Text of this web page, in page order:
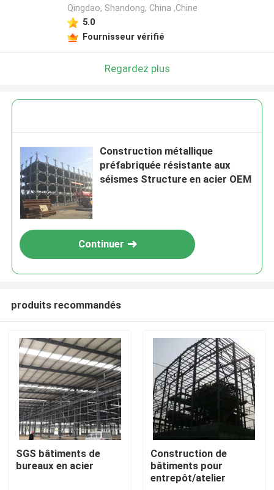
À la maison
Produits
Qingdao, Shandong, China ,Chine
5.0
Fournisseur vérifié
Regardez plus
Construction métallique
préfabriquée résistante aux
séismes Structure en acier OEM
Continuer
produits recommandés
SGS bâtiments de
bureaux en acier
Construction de
bâtiments pour
entrepôt/atelier